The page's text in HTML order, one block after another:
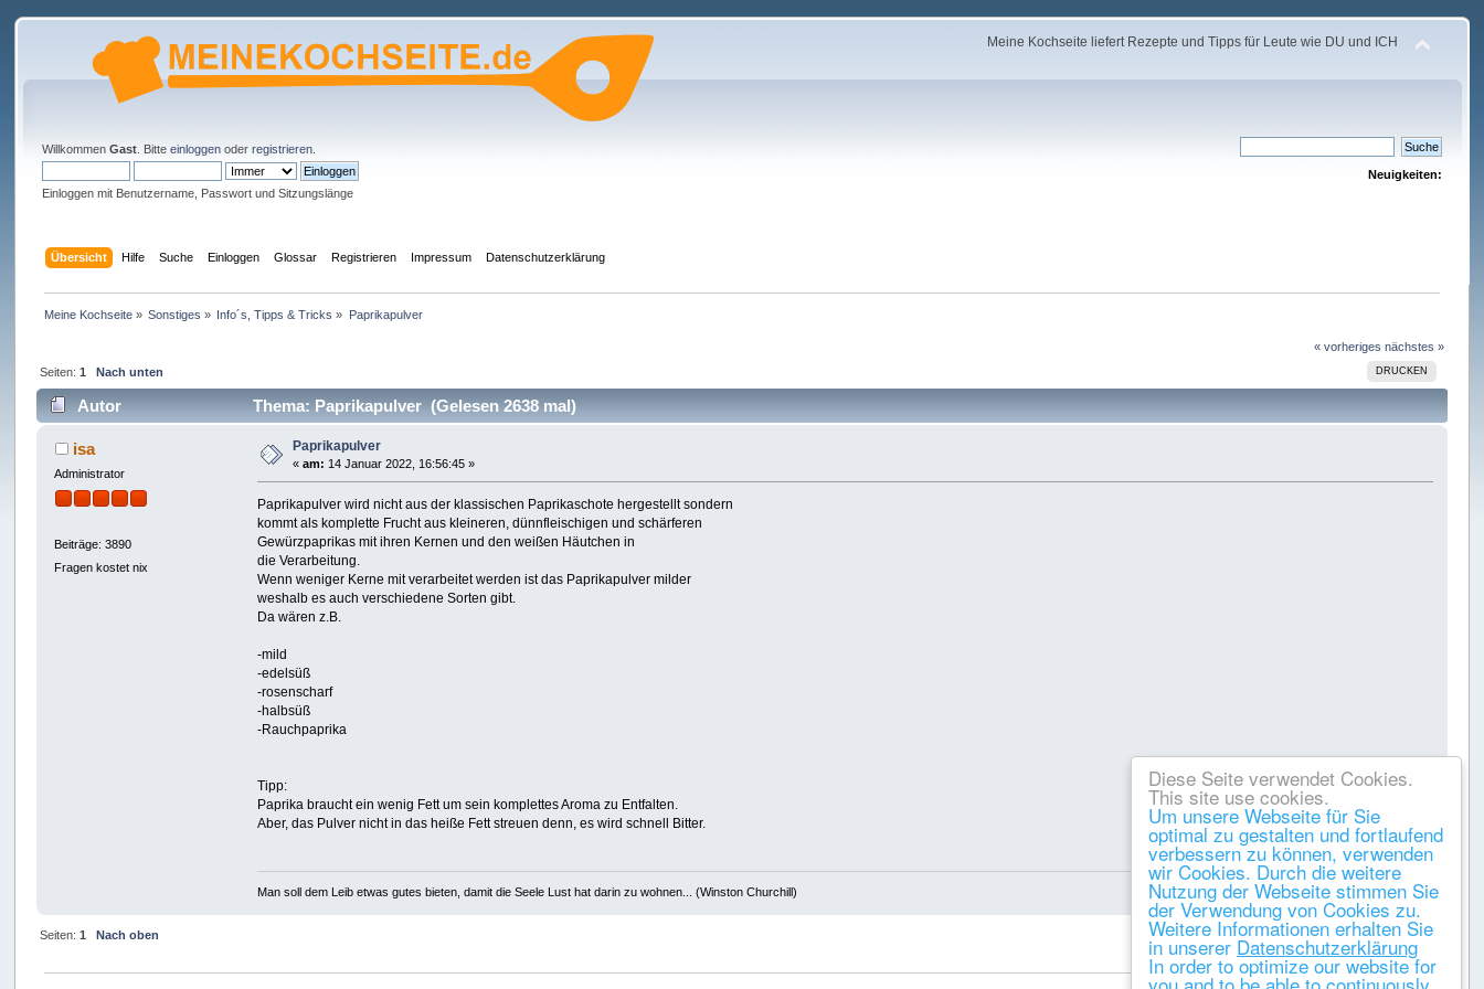
Diese Seite verwendet Cookies.
This site use cookies.
Um unsere Webseite für Sie
optimal zu gestalten und fortlaufend
verbessern zu können, verwenden
wir Cookies. Durch die weitere
Nutzung der Webseite stimmen Sie
der Verwendung von Cookies zu.
Weitere Informationen erhalten Sie
in unserer Datenschutzerklärung
In order to optimize our website for
Meine Kochseite liefert Rezepte und Tipps für Leute wie DU und ICH
WillkommenGast . Bitteeinloggen oderregistrieren
Einloggen mit Benutzername, Passwort und Sitzungslänge
Neuigkeiten:
Übersicht Hilfe Suche Einloggen Glossar Registrieren Impressum Datenschutzerklärung
Meine Kochseite» Sonstiges » Info´s, Tipps & Tricks » Paprikapulver
« vorheriges nächstes »
DRUCKEN
Seiten: 1 Nach unten
Autor Thema: Paprikapulver (Gelesen 2638 mal)
isa
Administrator
Beiträge: 3890
Fragen kostet nix
Paprikapulver
«am: 14 Januar 2022, 16:56:45 »
Paprikapulver wird nicht aus der klassischen Paprikaschote hergestellt sondern
kommt als komplette Frucht aus kleineren, dünnfleischigen und schärferen
Gewürzpaprikas mit ihren Kernen und den weißen Häutchen in
die Verarbeitung.
Wenn weniger Kerne mit verarbeitet werden ist das Paprikapulver milder
weshalb es auch verschiedene Sorten gibt.
Da wären z.B.
-mild
-edelsüß
-rosenscharf
-halbsüß
-Rauchpaprika
Tipp:
Paprika braucht ein wenig Fett um sein komplettes Aroma zu Entfalten.
Aber, das Pulver nicht in das heiße Fett streuen denn, es wird schnell Bitter.
Gespeichert
Man soll dem Leib etwas gutes bieten, damit die Seele Lust hat darin zu wohnen... (Winston Churchill)
DRUCKEN
Seiten: 1
Nach oben
« vorheriges nächstes »